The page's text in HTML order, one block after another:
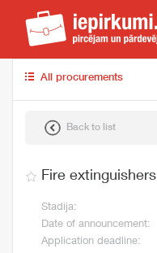
All procurements
Back to list
Fire extinguishers
Stadija:
Date of announcement:
Application deadline: